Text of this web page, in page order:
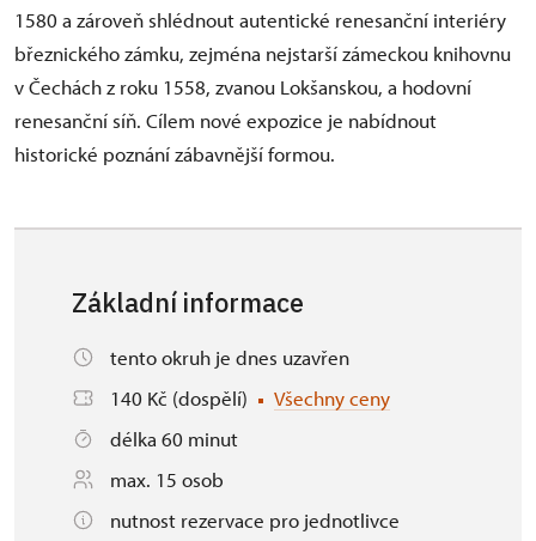
1580 a zároveň shlédnout autentické renesanční interiéry
březnického zámku, zejména nejstarší zámeckou knihovnu
v Čechách z roku 1558, zvanou Lokšanskou, a hodovní
renesanční síň. Cílem nové expozice je nabídnout
historické poznání zábavnější formou.
Základní informace
tento okruh je dnes uzavřen
140 Kč (dospělí)
Všechny ceny
délka 60 minut
max. 15 osob
nutnost rezervace pro jednotlivce